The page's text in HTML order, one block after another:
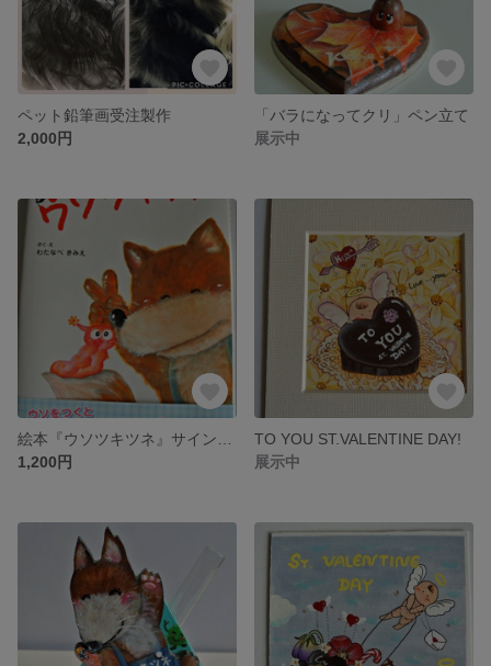
ペット鉛筆画受注製作
2,000円
「バラになってクリ」ペン立て
展示中
1,200円
TO YOU ST.VALENTINE DAY!
展示中